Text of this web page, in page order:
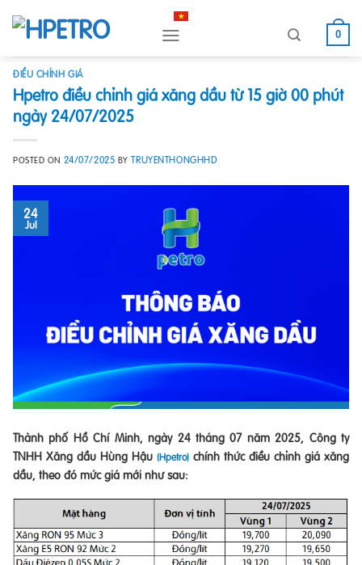
content
0
ĐIỀU CHỈNH GIÁ
Hpetro điều chỉnh giá xăng dầu từ 15 giờ 00 phút
ngày 24/07/2025
POSTED ON 24/07/2025 BYTRUYENTHONGHHD
24
Jul
Thành phố Hồ Chí Minh, ngày 24 tháng 07 năm 2025, Công ty
TNHH Xăng dầu Hùng Hậu(Hpetro) chính thức điều chỉnh giá xăng
dầu, theo đó mức giá mới như sau: